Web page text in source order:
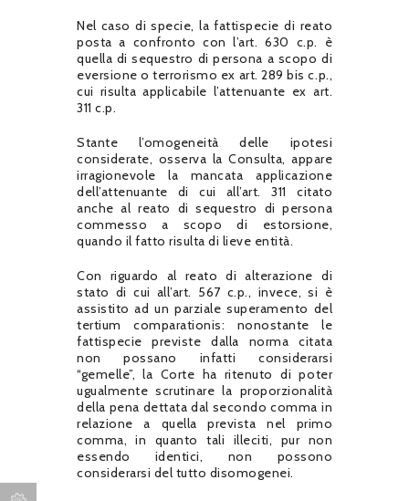
Nel caso di specie, la fattispecie di reato
posta a confronto con l’art. 630 c.p. è
quella di sequestro di persona a scopo di
eversione o terrorismo ex art. 289 bis c.p.,
cui risulta applicabile l’attenuante ex art.
311 c.p.
Stante l’omogeneità delle ipotesi
considerate, osserva la Consulta, appare
irragionevole la mancata applicazione
dell’attenuante di cui all’art. 311 citato
anche al reato di sequestro di persona
commesso a scopo di estorsione,
quando il fatto risulta di lieve entità.
Con riguardo al reato di alterazione di
stato di cui all’art. 567 c.p., invece, si è
assistito ad un parziale superamento del
tertium comparationis: nonostante le
fattispecie previste dalla norma citata
non possano infatti considerarsi
“gemelle”, la Corte ha ritenuto di poter
ugualmente scrutinare la proporzionalità
della pena dettata dal secondo comma in
relazione a quella prevista nel primo
comma, in quanto tali illeciti, pur non
essendo identici, non possono
considerarsi del tutto disomogenei.